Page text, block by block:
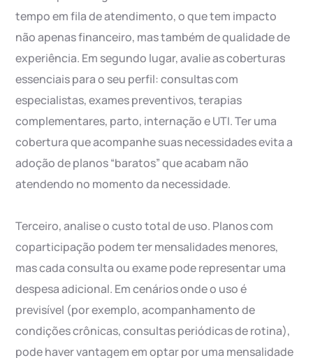
tempo em fila de atendimento, o que tem impacto
não apenas financeiro, mas também de qualidade de
experiência. Em segundo lugar, avalie as coberturas
essenciais para o seu perfil: consultas com
especialistas, exames preventivos, terapias
complementares, parto, internação e UTI. Ter uma
cobertura que acompanhe suas necessidades evita a
adoção de planos “baratos” que acabam não
atendendo no momento da necessidade.
Terceiro, analise o custo total de uso. Planos com
coparticipação podem ter mensalidades menores,
mas cada consulta ou exame pode representar uma
despesa adicional. Em cenários onde o uso é
previsível (por exemplo, acompanhamento de
condições crônicas, consultas periódicas de rotina),
pode haver vantagem em optar por uma mensalidade